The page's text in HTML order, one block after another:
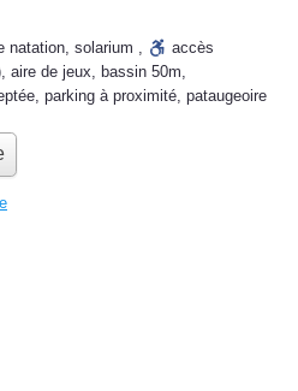
natation, solarium ,
accès
, aire de jeux, bassin 50m,
, parking à proximité, pataugeoire